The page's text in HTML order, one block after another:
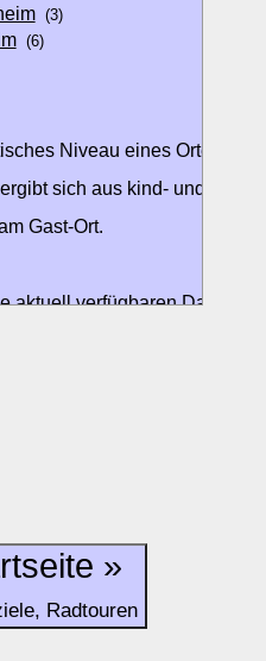
(3)
(6)
Niveau eines Ortes
sich aus kind- und
Gast-Ort.
aktuell verfügbaren Daten
Zurück zur Startseite »
Radtouren